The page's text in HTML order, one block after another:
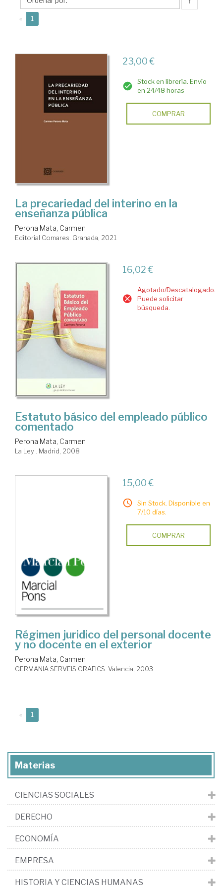
« 1
23,00 €
Stock en librería. Envío
en 24/48 horas
COMPRAR
La precariedad del interino en la
enseñanza pública
Perona Mata, Carmen
Editorial Comares. Granada, 2021
16,02 €
Agotado/Descatalogado.
Puede solicitar
búsqueda.
Estatuto básico del empleado público
comentado
Perona Mata, Carmen
La Ley . Madrid, 2008
15,00 €
Sin Stock. Disponible en
7/10 días.
COMPRAR
Régimen juridico del personal docente
y no docente en el exterior
Perona Mata, Carmen
GERMANIA SERVEIS GRAFICS. Valencia, 2003
« 1
Materias
CIENCIAS SOCIALES
DERECHO
ECONOMÍA
EMPRESA
HISTORIA Y CIENCIAS HUMANAS